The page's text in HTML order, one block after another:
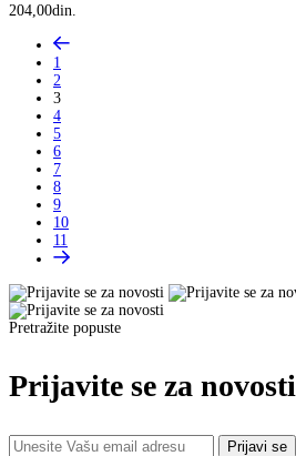
204,00din.
1
2
3
4
5
6
7
8
9
10
11
Pretražite popuste
Prijavite se za novosti
Prijavi se